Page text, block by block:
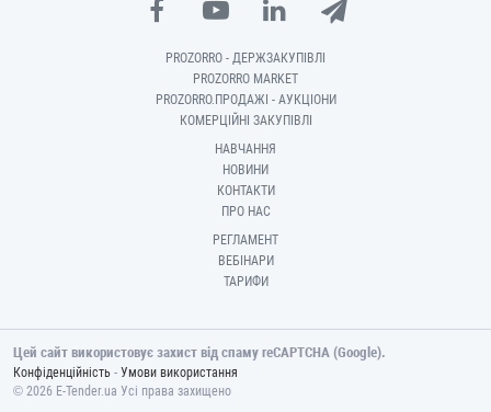
PROZORRO - ДЕРЖЗАКУПІВЛІ
PROZORRO MARKET
PROZORRO.ПРОДАЖІ - АУКЦІОНИ
КОМЕРЦІЙНІ ЗАКУПІВЛІ
НАВЧАННЯ
НОВИНИ
КОНТАКТИ
ПРО НАС
РЕГЛАМЕНТ
ВЕБІНАРИ
ТАРИФИ
Цей сайт використовує захист від спаму reCAPTCHA (Google).
Конфіденційність - Умови використання
© 2026 E-Tender.ua Усі права захищено